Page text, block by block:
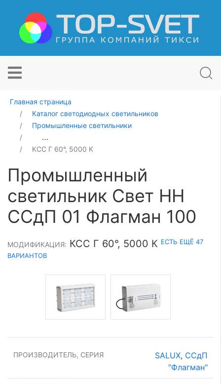
Главная страница
Каталог светодиодных светильников
Промышленные светильники
Промышленный светильник Свет НН ССдП 01
КСС Г 60°, 5000 К
Промышленный
светильник Свет НН
ССдП 01 Флагман 100
МОДИФИКАЦИЯ: КСС Г 60°, 5000 К ЕСТЬ ЕЩЁ 47
ВАРИАНТОВ
ПРОИЗВОДИТЕЛЬ, СЕРИЯ SALUX, ССдП
"Флагман"